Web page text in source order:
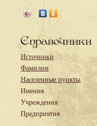
Справочники
Источники
Фамилии
Населенные пункты
Имения
Учреждения
Предприятия